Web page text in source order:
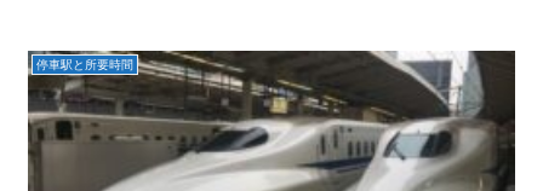
停車駅と所要時間